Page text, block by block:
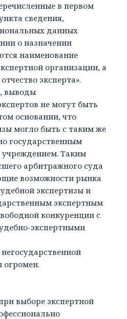
в первом
сведения,
данных
о назначении
наименование
организации, а
эксперта».
выводы
не могут быть
основании, что
могло быть с таким же
государственным
Таким
арбитражного суда
возможности рынка
экспертизы и
экспертным
конкуренции с
экспертными
огромен.
выборе экспертной